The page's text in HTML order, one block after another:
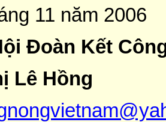
11 năm 2006
Đoàn Kết
Lê Hồng